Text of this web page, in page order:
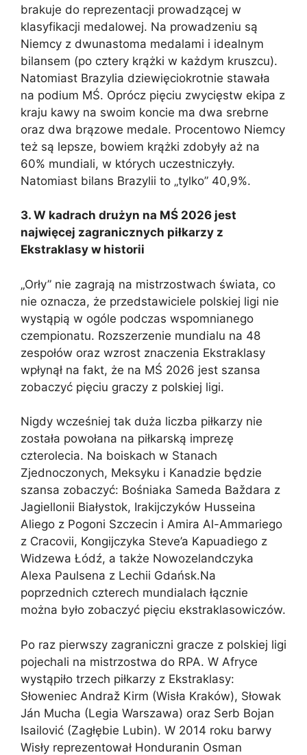
brakuje do reprezentacji prowadzącej w
klasyfikacji medalowej. Na prowadzeniu są
Niemcy z dwunastoma medalami i idealnym
bilansem (po cztery krążki w każdym kruszcu).
Natomiast Brazylia dziewięciokrotnie stawała
na podium MŚ. Oprócz pięciu zwycięstw ekipa z
kraju kawy na swoim koncie ma dwa srebrne
oraz dwa brązowe medale. Procentowo Niemcy
też są lepsze, bowiem krążki zdobyły aż na
60% mundiali, w których uczestniczyły.
Natomiast bilans Brazylii to „tylko” 40,9%.
3. W kadrach drużyn na MŚ 2026 jest
najwięcej zagranicznych piłkarzy z
Ekstraklasy w historii
„Orły” nie zagrają na mistrzostwach świata, co
nie oznacza, że przedstawiciele polskiej ligi nie
wystąpią w ogóle podczas wspomnianego
czempionatu. Rozszerzenie mundialu na 48
zespołów oraz wzrost znaczenia Ekstraklasy
wpłynął na fakt, że na MŚ 2026 jest szansa
zobaczyć pięciu graczy z polskiej ligi.
Nigdy wcześniej tak duża liczba piłkarzy nie
została powołana na piłkarską imprezę
czterolecia. Na boiskach w Stanach
Zjednoczonych, Meksyku i Kanadzie będzie
szansa zobaczyć: Bośniaka Sameda Baždara z
Jagiellonii Białystok, Irakijczyków Husseina
Aliego z Pogoni Szczecin i Amira Al-Ammariego
z Cracovii, Kongijczyka Steve’a Kapuadiego z
Widzewa Łódź, a także Nowozelandczyka
Alexa Paulsena z Lechii Gdańsk.Na
poprzednich czterech mundialach łącznie
można było zobaczyć pięciu ekstraklasowiczów.
Po raz pierwszy zagraniczni gracze z polskiej ligi
pojechali na mistrzostwa do RPA. W Afryce
wystąpiło trzech piłkarzy z Ekstraklasy:
Słoweniec Andraž Kirm (Wisła Kraków), Słowak
Ján Mucha (Legia Warszawa) oraz Serb Bojan
Isailović (Zagłębie Lubin). W 2014 roku barwy
Wisły reprezentował Honduranin Osman